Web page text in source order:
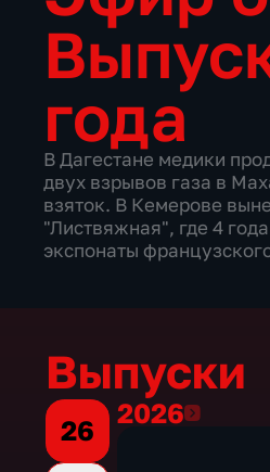
года
В Дагестане медики
двух взрывов газа в
взяток. В Кемерове
"Листвяжная", где 4
экспонаты
Выпуски
26
20262026